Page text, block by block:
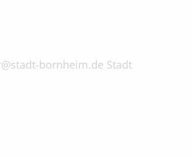
bornheim.de Stadt